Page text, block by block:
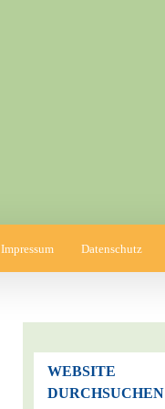
Impressum Datenschutz
WEBSITE
DURCHSUCHEN